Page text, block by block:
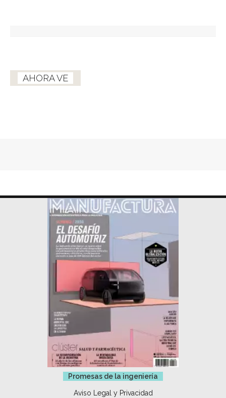
AHORA VE
Promesas de la ingeniería
Aviso Legal y Privacidad